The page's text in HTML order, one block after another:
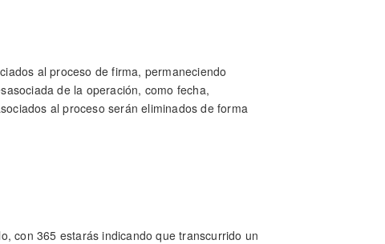
al proceso de firma, permaneciendo
de la operación, como fecha,
al proceso serán eliminados de forma
con 365 estarás indicando que transcurrido un